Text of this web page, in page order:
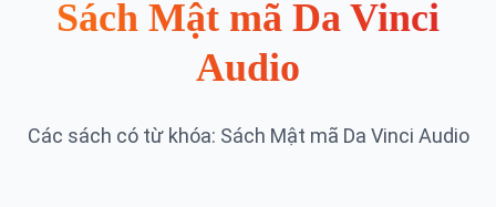
Sách Mật mã Da Vinci
Audio
Các sách có từ khóa: Sách Mật mã Da Vinci Audio